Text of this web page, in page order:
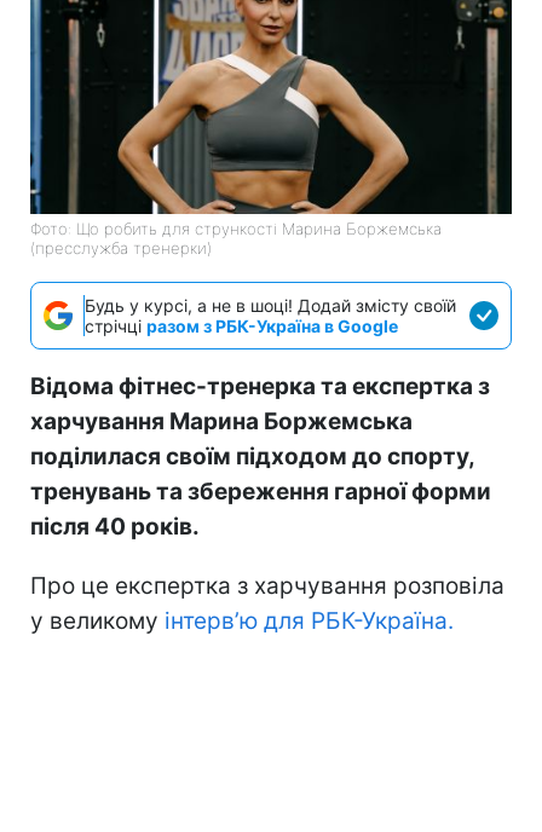
Фото: Що робить для стрункості Марина Боржемська
(пресслужба тренерки)
Будь у курсі, а не в шоці! Додай змісту своїй
стрічці разом з РБК-Україна в Google
Відома фітнес-тренерка та експертка з
харчування Марина Боржемська
поділилася своїм підходом до спорту,
тренувань та збереження гарної форми
після 40 років.
Про це експертка з харчування розповіла
у великому інтерв’ю для РБК-Україна.